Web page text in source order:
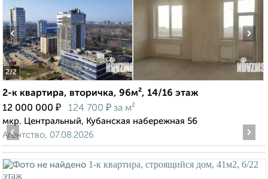
2/2
‹ ›
2-к квартира, вторичка, 96м², 14/16 этаж
12 000 000 ₽ 124 700 ₽ за м²
мкр. Центральный, Кубанская набережная 56
Агентство, 07.08.2026
‹ ›